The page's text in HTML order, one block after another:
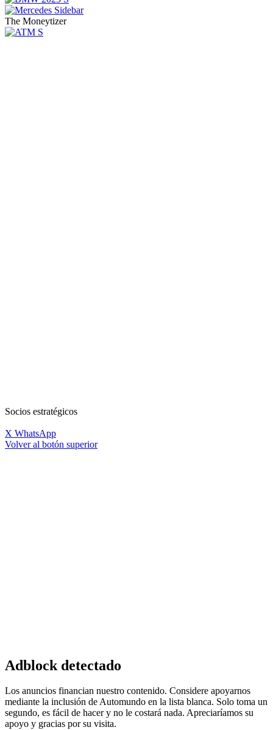
The Moneytizer
Socios estratégicos
X WhatsApp
Volver al botón superior
Adblock detectado
Los anuncios financian nuestro contenido. Considere apoyarnos
mediante la inclusión de Automundo en la lista blanca. Solo toma un
segundo, es fácil de hacer y no le costará nada. Apreciaríamos su
apoyo y gracias por su visita.